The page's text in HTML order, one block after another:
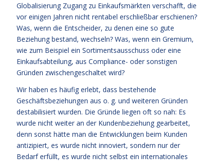
Globalisierung Zugang zu Einkaufsmärkten verschafft, die
vor einigen Jahren nicht rentabel erschließbar erschienen?
Was, wenn die Entscheider, zu denen eine so gute
Beziehung bestand, wechseln? Was, wenn ein Gremium,
wie zum Beispiel ein Sortimentsausschuss oder eine
Einkaufsabteilung, aus Compliance- oder sonstigen
Gründen zwischengeschaltet wird?
Wir haben es häufig erlebt, dass bestehende
Geschäftsbeziehungen aus o. g. und weiteren Gründen
destabilisiert wurden. Die Gründe liegen oft so nah: Es
wurde nicht weiter an der Kundenbeziehung gearbeitet,
denn sonst hätte man die Entwicklungen beim Kunden
antizipiert, es wurde nicht innoviert, sondern nur der
Bedarf erfüllt, es wurde nicht selbst ein internationales